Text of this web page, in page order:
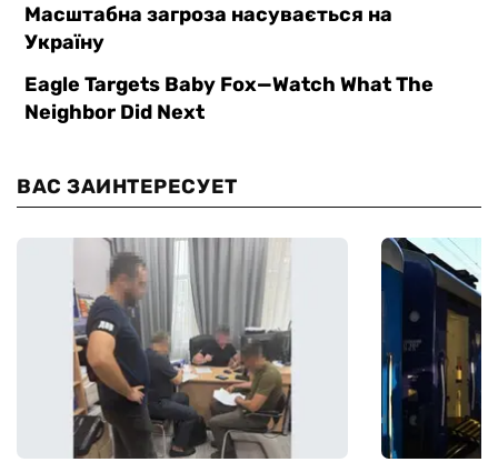
ВАС ЗАИНТЕРЕСУЕТ